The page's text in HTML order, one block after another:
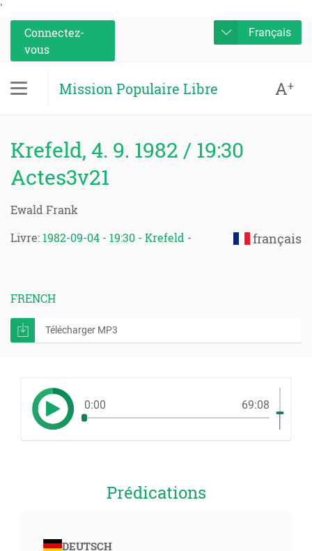
'
Connectez-
vous
Français
Mission Populaire Libre A+
Krefeld, 4. 9. 1982 / 19:30
Actes3v21
Ewald Frank
français
Livre: 1982-09-04 - 19:30 - Krefeld -
FRENCH
Télécharger MP3
0:00 69:08
Prédications
DEUTSCH